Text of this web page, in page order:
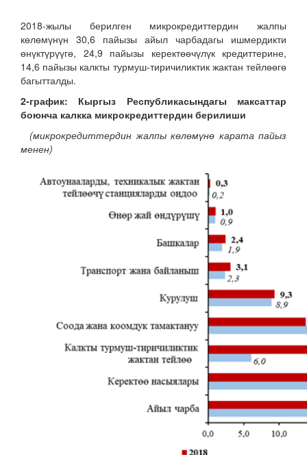
2018-жылы берилген микрокредиттердин жалпы
көлөмүнүн 30,6 пайызы айыл чарбадагы ишмердикти
өнүктүрүүгө, 24,9 пайызы керектөөчүлүк кредиттерине,
14,6 пайызы калкты турмуш-тиричиликтик жактан тейлөөгө
багытталды.
2-график: Кыргыз Республикасындагы максаттар
боюнча калкка микрокредиттердин берилиши
(микрокредиттердин жалпы көлөмүнө карата пайыз
менен)